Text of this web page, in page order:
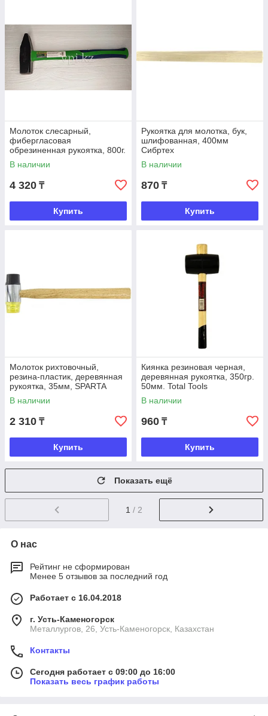
Молоток слесарный,
фибергласовая
обрезиненная рукоятка, 800г.
Сибртех
В наличии
4 320 ₸
Купить
Рукоятка для молотка, бук,
шлифованная, 400мм
Сибртех
В наличии
870 ₸
Купить
Молоток рихтовочный,
резина-пластик, деревянная
рукоятка, 35мм, SPARTA
В наличии
2 310 ₸
Купить
Киянка резиновая черная,
деревянная рукоятка, 350гр.
50мм. Total Tools
В наличии
960 ₸
Купить
Показать ещё
1 / 2
О нас
Рейтинг не сформирован
Менее 5 отзывов за последний год
Работает с 16.04.2018
г. Усть-Каменогорск
Металлургов, 26, Усть-Каменогорск, Казахстан
Контакты
Сегодня работает с 09:00 до 16:00
Показать весь график работы